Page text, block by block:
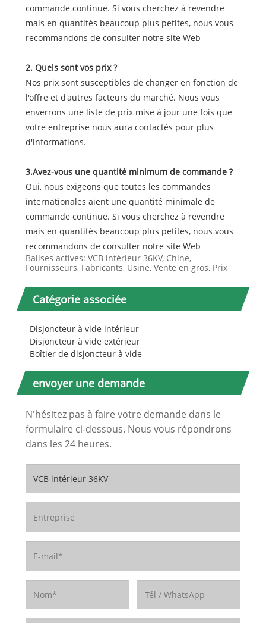
commande continue. Si vous cherchez à revendre
mais en quantités beaucoup plus petites, nous vous
recommandons de consulter notre site Web
2. Quels sont vos prix ?
Nos prix sont susceptibles de changer en fonction de
l'offre et d'autres facteurs du marché. Nous vous
enverrons une liste de prix mise à jour une fois que
votre entreprise nous aura contactés pour plus
d'informations.
3.Avez-vous une quantité minimum de commande ?
Oui, nous exigeons que toutes les commandes
internationales aient une quantité minimale de
commande continue. Si vous cherchez à revendre
mais en quantités beaucoup plus petites, nous vous
recommandons de consulter notre site Web
Balises actives: VCB intérieur 36KV, Chine,
Fournisseurs, Fabricants, Usine, Vente en gros, Prix
Catégorie associée
Disjoncteur à vide intérieur
Disjoncteur à vide extérieur
Boîtier de disjoncteur à vide
envoyer une demande
N'hésitez pas à faire votre demande dans le
formulaire ci-dessous. Nous vous répondrons
dans les 24 heures.